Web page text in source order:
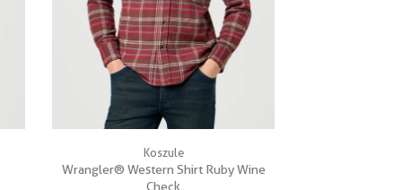
Szybki podgląd
Koszule
Wrangler® Western Shirt Ruby Wine
Check